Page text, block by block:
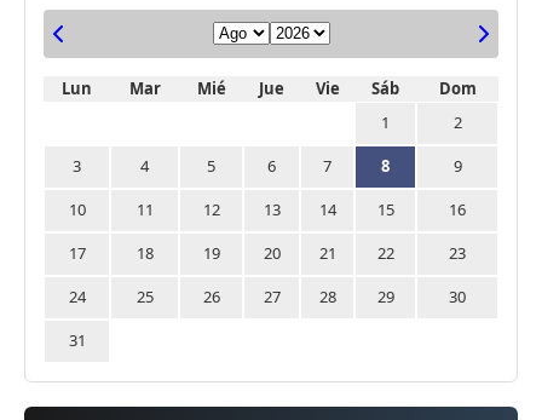
Lun Mar Mié Jue Vie Sáb
Dom
1
2
3
4 5 6 7 8
9
10
11 12 13 14 15
16
17
18 19 20 21 22
23
24
25 26 27 28 29
30
31